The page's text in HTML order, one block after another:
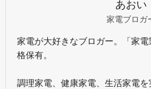
あおい
家電ブロガ
家電が大好きなブロガー。「家
格保有。
調理家電、健康家電、生活家電